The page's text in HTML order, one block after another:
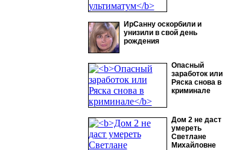
ИрСанну оскорбили и
унизили в свой день
рождения
Опасный
заработок или
Ряска снова в
криминале
Дом 2 не даст
умереть
Светлане
Михайловне